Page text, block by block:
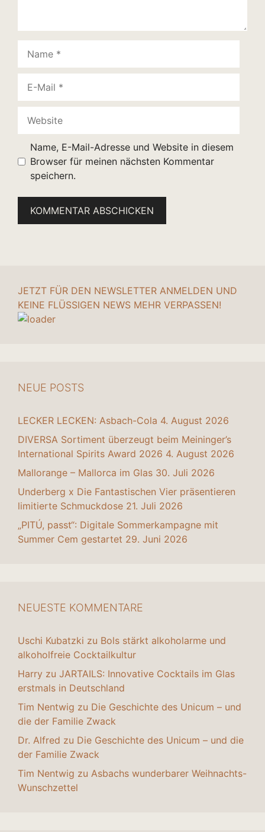
Mail
Name, E-Mail-Adresse und Website in diesem
Browser für meinen nächsten Kommentar
speichern.
JETZT FÜR DEN NEWSLETTER ANMELDEN UND
KEINE FLÜSSIGEN NEWS MEHR VERPASSEN!
NEUE POSTS
LECKER LECKEN: Asbach-Cola 4. August 2026
DIVERSA Sortiment überzeugt beim Meininger’s
International Spirits Award 2026 4. August 2026
Mallorange – Mallorca im Glas 30. Juli 2026
Underberg x Die Fantastischen Vier präsentieren
limitierte Schmuckdose 21. Juli 2026
„PITÚ, passt“: Digitale Sommerkampagne mit
Summer Cem gestartet 29. Juni 2026
NEUESTE KOMMENTARE
Uschi Kubatzki zu Bols stärkt alkoholarme und
alkoholfreie Cocktailkultur
Harry zu JARTAILS: Innovative Cocktails im Glas
erstmals in Deutschland
Tim Nentwig zu Die Geschichte des Unicum – und
die der Familie Zwack
Dr. Alfred zu Die Geschichte des Unicum – und die
der Familie Zwack
Tim Nentwig zu Asbachs wunderbarer Weihnachts-
Wunschzettel